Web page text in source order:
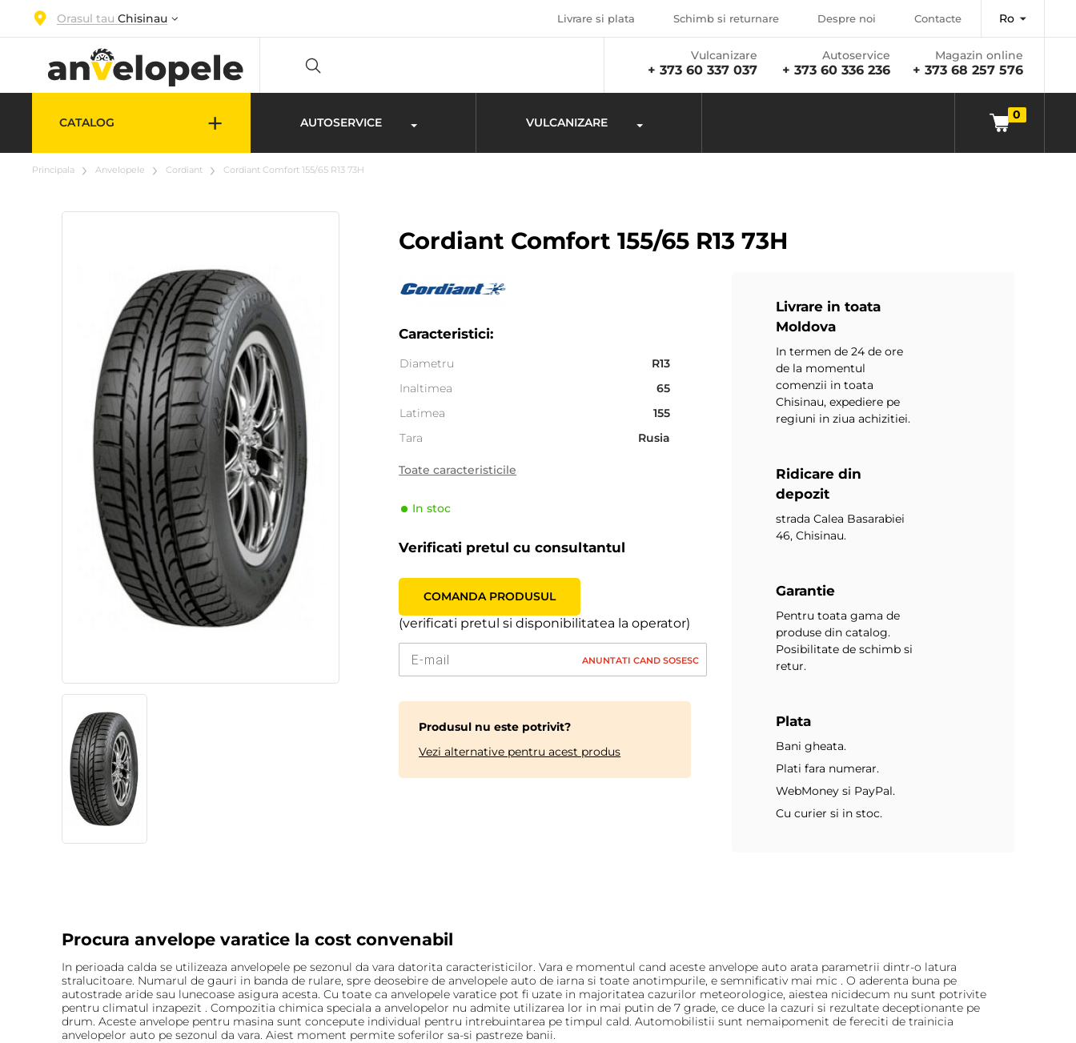
Orasul tau Chisinau Livrare si plata Schimb si returnare Despre noi Contacte Ro
Vulcanizare
+ 373 60 337 037
Autoservice
+ 373 60 336 236
Magazin online
+ 373 68 257 576
CATALOG + AUTOSERVICE VULCANIZARE
0
Principala Anvelopele Cordiant Cordiant Comfort 155/65 R13 73H
Cordiant Comfort 155/65 R13 73H
Caracteristici:
Diametru
R13
Inaltimea
65
Latimea
155
Tara
Rusia
Sezonalitate
Producator
Toate caracteristicile
In stoc
Verificati pretul cu consultantul
COMANDA PRODUSUL
(verificati pretul si disponibilitatea la operator)
ANUNTATI CAND SOSESC
Produsul nu este potrivit?
Vezi alternative pentru acest produs
Livrare in toata
Moldova
In termen de 24 de ore
de la momentul
comenzii in toata
Chisinau, expediere pe
regiuni in ziua achizitiei.
Ridicare din
depozit
strada Calea Basarabiei
46, Chisinau.
Garantie
Pentru toata gama de
produse din catalog.
Posibilitate de schimb si
retur.
Plata
Bani gheata.
Plati fara numerar.
WebMoney si PayPal.
Cu curier si in stoc.
Procura anvelope varatice la cost convenabil
In perioada calda se utilizeaza anvelopele pe sezonul da vara datorita caracteristicilor. Vara e momentul cand aceste anvelope auto arata parametrii dintr-o latura
stralucitoare. Numarul de gauri in banda de rulare, spre deosebire de anvelopele auto de iarna si toate anotimpurile, e semnificativ mai mic . O aderenta buna pe
autostrade aride sau lunecoase asigura acesta. Cu toate ca anvelopele varatice pot fi uzate in majoritatea cazurilor meteorologice, aiestea nicidecum nu sunt potrivite
pentru climatul inzapezit . Compozitia chimica speciala a anvelopelor nu admite utilizarea lor in mai putin de 7 grade, ce duce la cazuri si rezultate deceptionante pe
drum. Aceste anvelope pentru masina sunt concepute individual pentru intrebuintarea pe timpul cald. Automobilistii sunt nemaipomenit de fereciti de trainicia
anvelopelor auto pe sezonul da vara. Aiest moment permite soferilor sa-si pastreze banii.